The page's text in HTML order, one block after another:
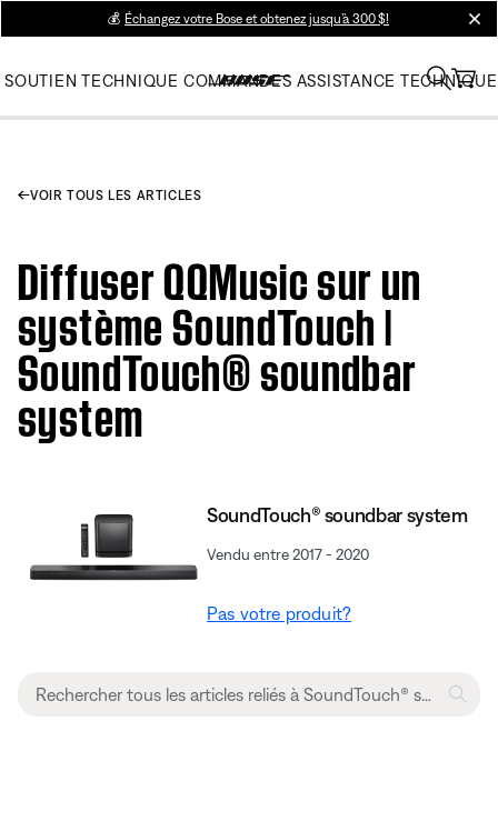
💰 Échangez votre Bose et obtenez jusqu’à 300 $!
SOUTIEN TECHNIQUE COMMANDES ASSISTANCE TECHNIQUE
VOIR TOUS LES ARTICLES
Diffuser QQMusic sur un
système SoundTouch |
SoundTouch® soundbar
system
SoundTouch® soundbar system
Vendu entre 2017 - 2020
Pas votre produit?